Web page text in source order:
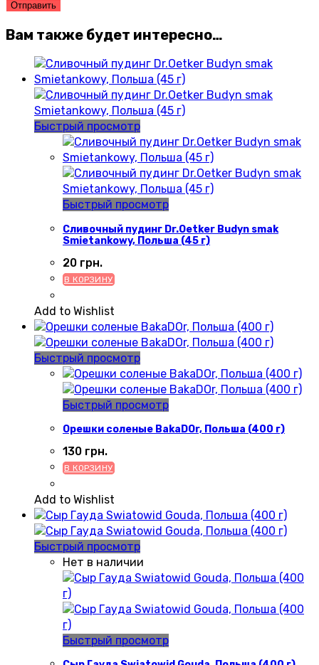
Вам также будет интересно…
Быстрый просмотр
Быстрый просмотр
Сливочный пудинг Dr.Oetker Budyn smak
Smietankowy, Польша (45 г)
20 грн.
В КОРЗИНУ
Add to Wishlist
Быстрый просмотр
Быстрый просмотр
Орешки соленые BakaDOr, Польша (400 г)
130 грн.
В КОРЗИНУ
Add to Wishlist
Быстрый просмотр
Нет в наличии
Быстрый просмотр